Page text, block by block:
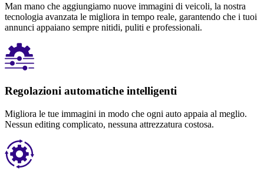
Man mano che aggiungiamo nuove immagini di veicoli, la nostra
tecnologia avanzata le migliora in tempo reale, garantendo che i tuoi
annunci appaiano sempre nitidi, puliti e professionali.
Regolazioni automatiche intelligenti
Migliora le tue immagini in modo che ogni auto appaia al meglio.
Nessun editing complicato, nessuna attrezzatura costosa.